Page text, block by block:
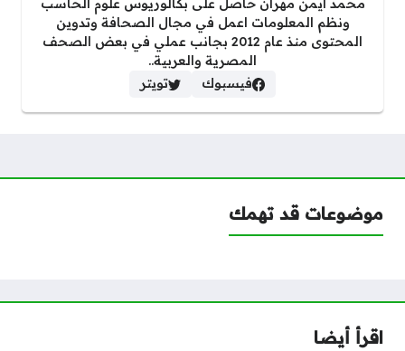
محمد أيمن مهران حاصل على بكالوريوس علوم الحاسب
ونظم المعلومات اعمل في مجال الصحافة وتدوين
المحتوى منذ عام 2012 بجانب عملي في بعض الصحف
المصرية والعربية..
فيسبوك
تويتر
موضوعات قد تهمك
اقرأ أيضا